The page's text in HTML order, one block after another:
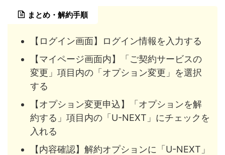
まとめ・解約手順
【ログイン画面】ログイン情報を入力する
【マイページ画面内】「ご契約サービスの
変更」項目内の「オプション変更」を選択
する
【オプション変更申込】「オプションを解
約する」項目内の「U-NEXT」にチェックを
入れる
【内容確認】解約オプションに「U-NEXT」